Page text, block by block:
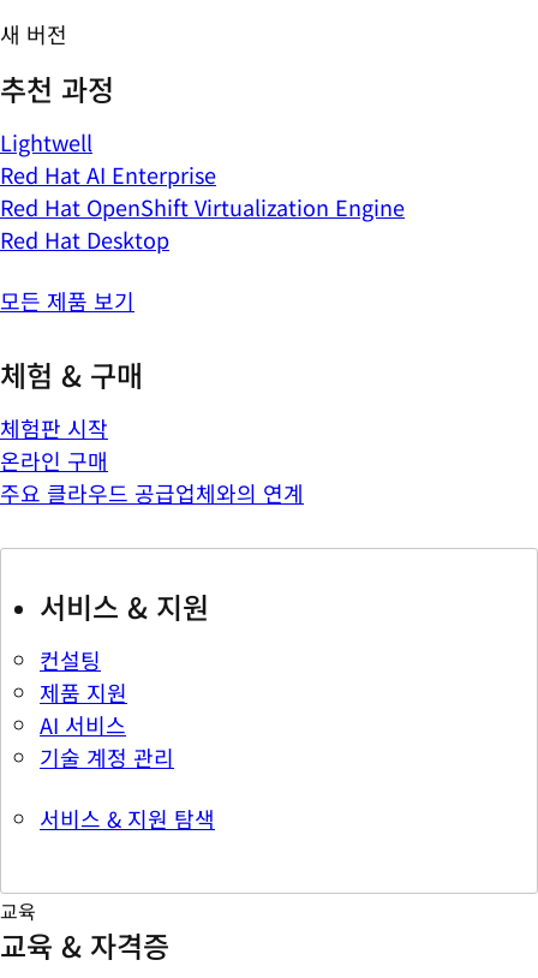
새 버전
추천 과정
Lightwell
Red Hat AI Enterprise
Red Hat OpenShift Virtualization Engine
Red Hat Desktop
모든 제품 보기
체험 & 구매
체험판 시작
온라인 구매
주요 클라우드 공급업체와의 연계
서비스 & 지원
컨설팅
제품 지원
AI 서비스
기술 계정 관리
서비스 & 지원 탐색
교육
교육 & 자격증